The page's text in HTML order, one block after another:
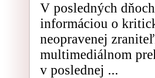
V posledných
informáciou o
neopravenej
multimediálnom
v poslednej ...